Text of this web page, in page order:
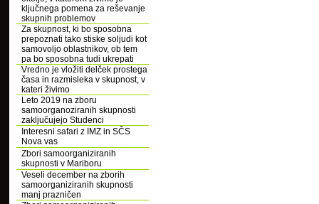
ključnega pomena za reševanje
skupnih problemov
Za skupnost, ki bo sposobna
prepoznati tako stiske soljudi kot
samovoljo oblastnikov, ob tem
pa bo sposobna tudi ukrepati
Vredno je vložiti delček prostega
časa in razmisleka v skupnost, v
kateri živimo
Leto 2019 na zboru
samoorganoziranih skupnosti
zaključujejo Studenci
Interesni safari z IMZ in SČS
Nova vas
Zbori samoorganiziranih
skupnosti v Mariboru
Veseli december na zborih
samoorganiziranih skupnosti
manj prazničen